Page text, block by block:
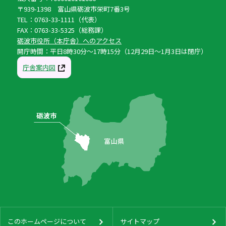
〒939-1398 富山県砺波市栄町7番3号
TEL：0763-33-1111（代表）
FAX：0763-33-5325（総務課）
砺波市役所（本庁舎）へのアクセス
開庁時間：平日8時30分〜17時15分（12月29日〜1月3日は閉庁）
庁舎案内図
このホームページについて サイトマップ